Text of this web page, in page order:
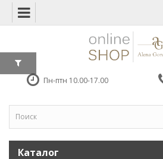
Пн-птн 10.00-17.00
Каталог